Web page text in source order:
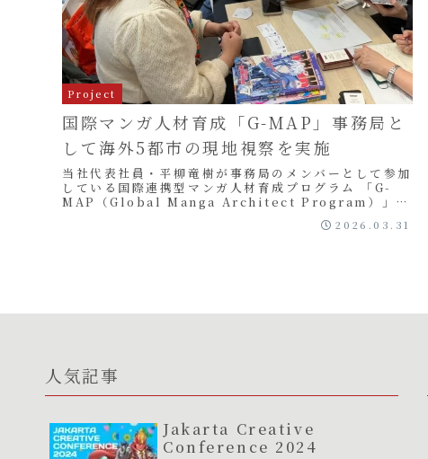
Project
国際マンガ人材育成「G-MAP」事務局と
して海外5都市の現地視察を実施
当社代表社員・平柳竜樹が事務局のメンバーとして参加
している国際連携型マンガ人材育成プログラム 「G-
MAP（Global Manga Architect Program）」
2026.03.31
人気記事
Jakarta Creative
Conference 2024